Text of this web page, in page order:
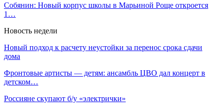
Собянин: Новый корпус школы в Марьиной Роще откроется
1…
Новость недели
Новый подход к расчету неустойки за перенос срока сдачи
дома
Фронтовые артисты — детям: ансамбль ЦВО дал концерт в
детском…
Россияне скупают б/у «электрички»